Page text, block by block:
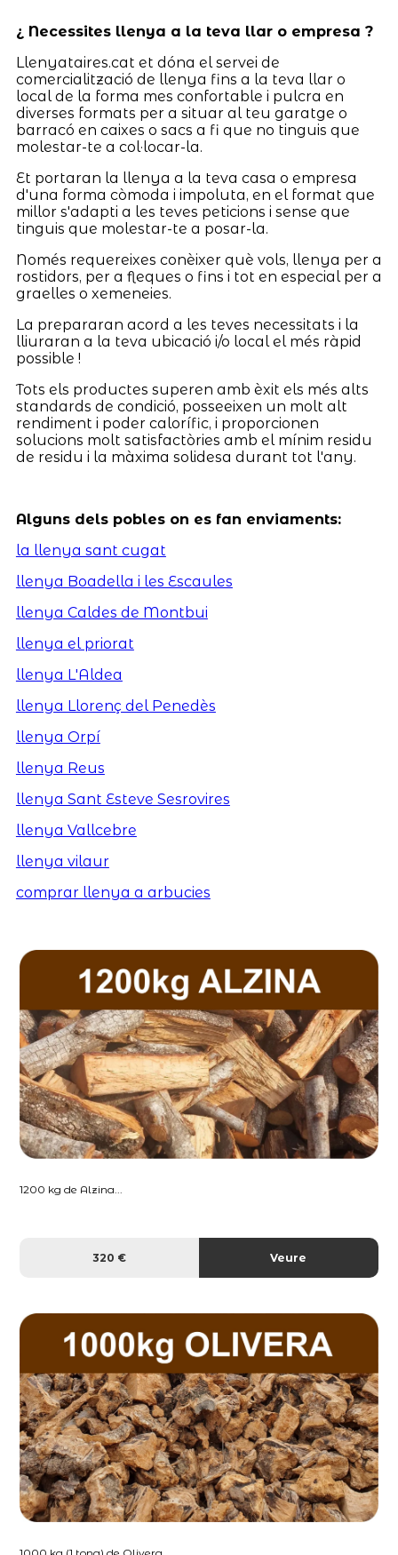
¿ Necessites llenya a la teva llar o empresa ?
Llenyataires.cat et dóna el servei de
comercialització de llenya fins a la teva llar o
local de la forma mes confortable i pulcra en
diverses formats per a situar al teu garatge o
barracó en caixes o sacs a fi que no tinguis que
molestar-te a col·locar-la.
Et portaran la llenya a la teva casa o empresa
d'una forma còmoda i impoluta, en el format que
millor s'adapti a les teves peticions i sense que
tinguis que molestar-te a posar-la.
Només requereixes conèixer què vols, llenya per a
rostidors, per a fleques o fins i tot en especial per a
graelles o xemeneies.
La prepararan acord a les teves necessitats i la
lliuraran a la teva ubicació i/o local el més ràpid
possible !
Tots els productes superen amb èxit els més alts
standards de condició, posseeixen un molt alt
rendiment i poder calorífic, i proporcionen
solucions molt satisfactòries amb el mínim residu
de residu i la màxima solidesa durant tot l'any.
Alguns dels pobles on es fan enviaments:
la llenya sant cugat
llenya Boadella i les Escaules
llenya Caldes de Montbui
llenya el priorat
llenya L'Aldea
llenya Llorenç del Penedès
llenya Orpí
llenya Reus
llenya Sant Esteve Sesrovires
llenya Vallcebre
llenya vilaur
comprar llenya a arbucies
1200 kg de Alzina...
320 € Veure